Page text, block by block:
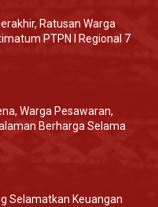
Ratusan Warga
PTPN I Regional 7
Warga Pesawaran,
Berharga Selama
Selamatkan Keuangan